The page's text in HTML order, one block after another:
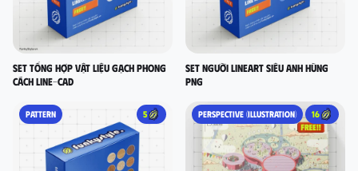
set tổng hợp vật liệu gạch phong
cách LINE-CAD
Set người lineart siêu anh hùng
PNG
PATTERN 5 PERSPECTIVE (ILLUSTRATION) 16